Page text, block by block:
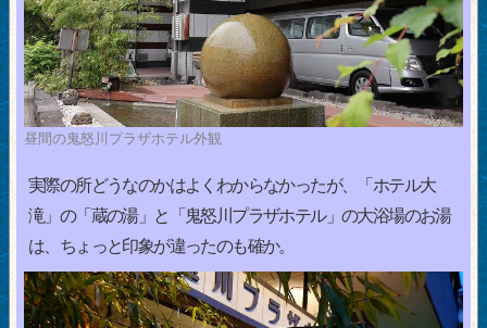
昼間の鬼怒川プラザホテル外観
実際の所どうなのかはよくわからなかったが、「ホテル大
滝」の「蔵の湯」と「鬼怒川プラザホテル」の大浴場のお湯
は、ちょっと印象が違ったのも確か。